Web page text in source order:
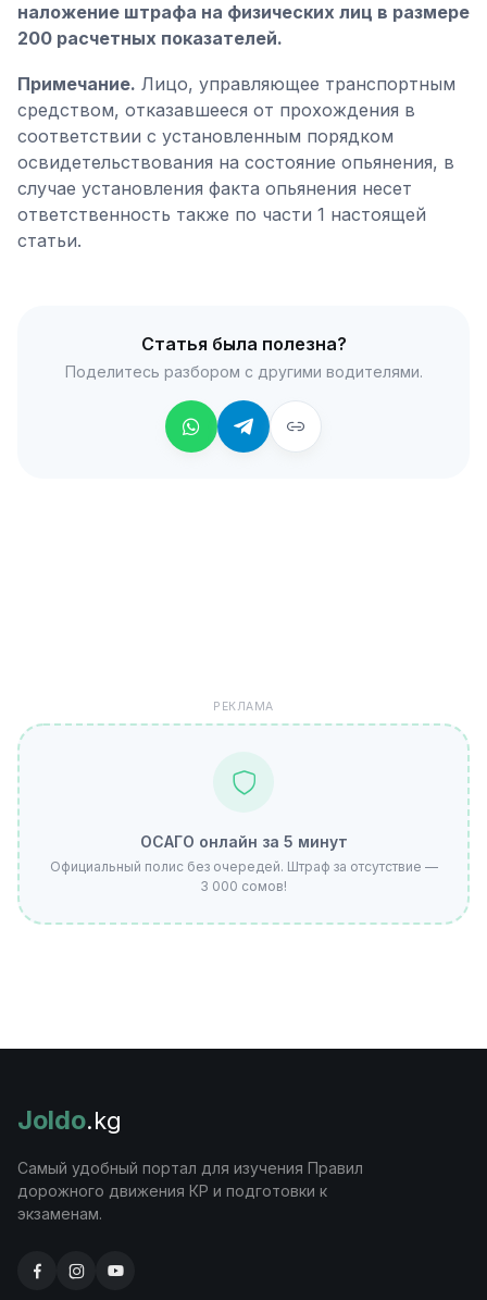
наложение штрафа на физических лиц в размере
200 расчетных показателей.
Примечание. Лицо, управляющее транспортным
средством, отказавшееся от прохождения в
соответствии с установленным порядком
освидетельствования на состояние опьянения, в
случае установления факта опьянения несет
ответственность также по части 1 настоящей
статьи.
Статья была полезна?
Поделитесь разбором с другими водителями.
РЕКЛАМА
ОСАГО онлайн за 5 минут
Официальный полис без очередей. Штраф за отсутствие —
3 000 сомов!
Joldo.kg
Самый удобный портал для изучения Правил
дорожного движения КР и подготовки к
экзаменам.